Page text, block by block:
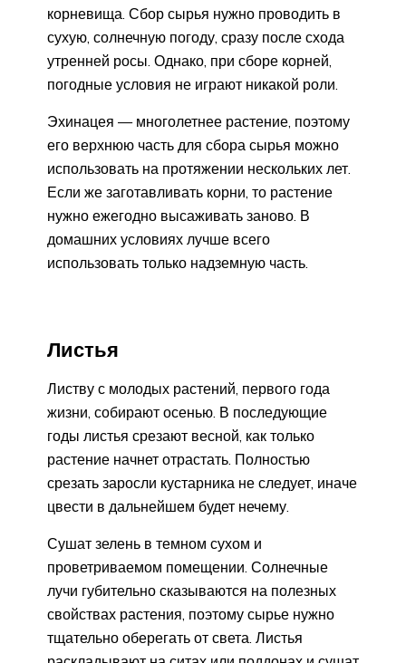
корневища. Сбор сырья нужно проводить в
сухую, солнечную погоду, сразу после схода
утренней росы. Однако, при сборе корней,
погодные условия не играют никакой роли.
Эхинацея — многолетнее растение, поэтому
его верхнюю часть для сбора сырья можно
использовать на протяжении нескольких лет.
Если же заготавливать корни, то растение
нужно ежегодно высаживать заново. В
домашних условиях лучше всего
использовать только надземную часть.
Листья
Листву с молодых растений, первого года
жизни, собирают осенью. В последующие
годы листья срезают весной, как только
растение начнет отрастать. Полностью
срезать заросли кустарника не следует, иначе
цвести в дальнейшем будет нечему.
Сушат зелень в темном сухом и
проветриваемом помещении. Солнечные
лучи губительно сказываются на полезных
свойствах растения, поэтому сырье нужно
тщательно оберегать от света. Листья